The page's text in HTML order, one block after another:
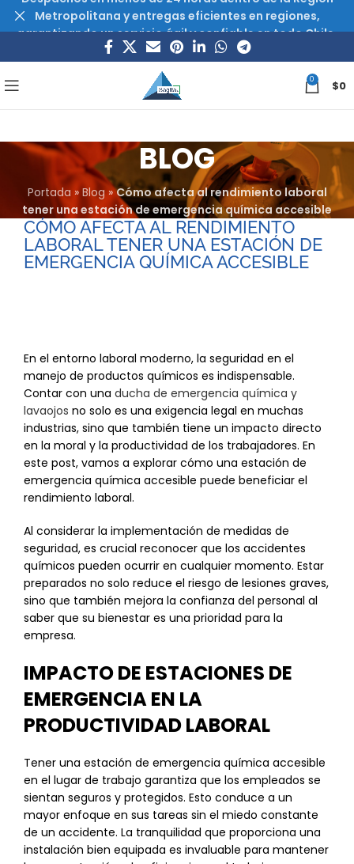
0 $0
BLOG
Portada » Blog»Cómo afecta al rendimiento laboral
tener una estación de emergencia química accesible
CÓMO AFECTA AL RENDIMIENTO
LABORAL TENER UNA ESTACIÓN DE
EMERGENCIA QUÍMICA ACCESIBLE
En el entorno laboral moderno, la seguridad en el
manejo de productos químicos es indispensable.
Contar con una ducha de emergencia química y
lavaojos no solo es una exigencia legal en muchas
industrias, sino que también tiene un impacto directo
en la moral y la productividad de los trabajadores. En
este post, vamos a explorar cómo una estación de
emergencia química accesible puede beneficiar el
rendimiento laboral.
Al considerar la implementación de medidas de
seguridad, es crucial reconocer que los accidentes
químicos pueden ocurrir en cualquier momento. Estar
preparados no solo reduce el riesgo de lesiones graves,
sino que también mejora la confianza del personal al
saber que su bienestar es una prioridad para la
empresa.
IMPACTO DE ESTACIONES DE
EMERGENCIA EN LA
PRODUCTIVIDAD LABORAL
Tener una estación de emergencia química accesible
en el lugar de trabajo garantiza que los empleados se
sientan seguros y protegidos. Esto conduce a un
mayor enfoque en sus tareas sin el miedo constante
de un accidente. La tranquilidad que proporciona una
instalación bien equipada es invaluable para mantener
Metropolitana y entregas eficientes en regiones,
garantizando un servicio ágil y confiable en todo Chile.